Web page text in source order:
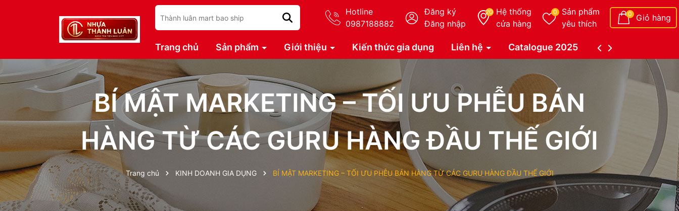
Hotline
0987188882
Đăng ký
Đăng nhập
20 Hệ thống
cửa hàng
0
Sản phẩm
yêu thích
0 Giỏ hàng
Trang chủ Sản phẩm Giới thiệu Kiến thức gia dụng Liên hệ Catalogue 2025 Catalogue Duy Tân
BÍ MẬT MARKETING – TỐI ƯU PHỄU BÁN
HÀNG TỪ CÁC GURU HÀNG ĐẦU THẾ GIỚI
Trang chủ KINH DOANH GIA DỤNG BÍ MẬT MARKETING – TỐI ƯU PHỄU BÁN HÀNG TỪ CÁC GURU HÀNG ĐẦU THẾ GIỚI